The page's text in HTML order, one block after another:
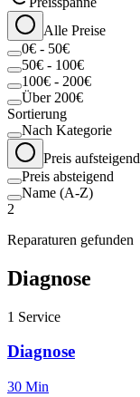
Alle Preise
0€ - 50€
50€ - 100€
100€ - 200€
Über 200€
Sortierung
Nach Kategorie
Preis aufsteigend
Preis absteigend
Name (A-Z)
2
Reparaturen gefunden
Diagnose
1 Service
Diagnose
30 Min